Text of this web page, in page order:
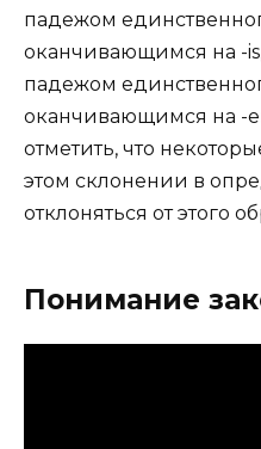
падежом
оканчивающимся на -
падежом
оканчивающимся на -
отметить, что
этом склонении в
отклоняться от этого
Понимание